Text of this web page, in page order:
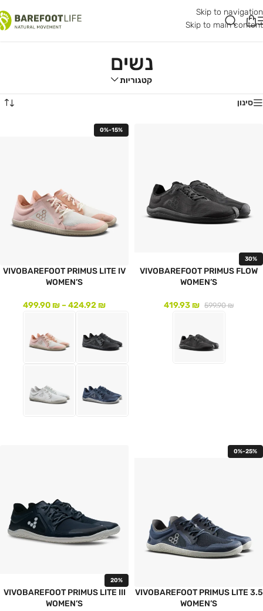
Skip to navigation
Skip to main content
נשים
קטגוריות
סינון
30%
VIVOBAREFOOT PRIMUS FLOW
WOMEN’S
599.90₪
419.93₪
0%-15%
VIVOBAREFOOT PRIMUS LITE IV
WOMEN’S
424.92₪
–
499.90₪
0%-25%
VIVOBAREFOOT PRIMUS LITE 3.5
WOMEN’S
20%
VIVOBAREFOOT PRIMUS LITE III
WOMEN’S